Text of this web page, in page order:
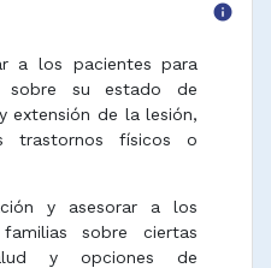
info
a los pacientes para
sobre su estado de
extensión de la lesión,
trastornos físicos o
y asesorar a los
sobre ciertas
y opciones de